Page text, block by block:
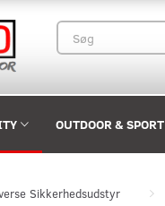
OUTDOOR & SPORT
Sikkerhedsudstyr